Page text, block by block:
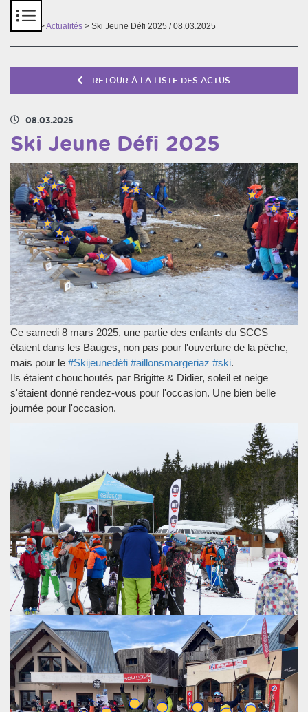
>Actualités > Ski Jeune Défi 2025 / 08.03.2025
RETOUR À LA LISTE DES ACTUS
08.03.2025
Ski Jeune Défi 2025
Ce samedi 8 mars 2025, une partie des enfants du SCCS
étaient dans les Bauges, non pas pour l'ouverture de la pêche,
mais pour le #Skijeunedéfi #aillonsmargeriaz #ski.
Ils étaient chouchoutés par Brigitte & Didier, soleil et neige
s'étaient donné rendez-vous pour l'occasion. Une bien belle
journée pour l'occasion.